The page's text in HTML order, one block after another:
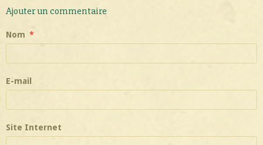
Ajouter un commentaire
Nom
E-mail
Site Internet